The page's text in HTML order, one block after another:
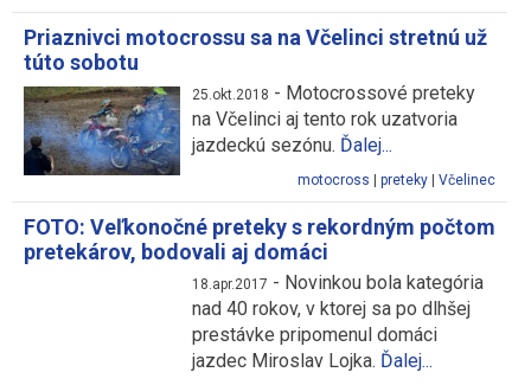
Priaznivci motocrossu sa na Včelinci stretnú už
túto sobotu
25.okt.2018 - Motocrossové preteky
na Včelinci aj tento rok uzatvoria
jazdeckú sezónu. Ďalej...
motocross preteky Včelinec
FOTO: Veľkonočné preteky s rekordným počtom
pretekárov, bodovali aj domáci
18.apr.2017 - Novinkou bola kategória
nad 40 rokov, v ktorej sa po dlhšej
prestávke pripomenul domáci
jazdec Miroslav Lojka. Ďalej...